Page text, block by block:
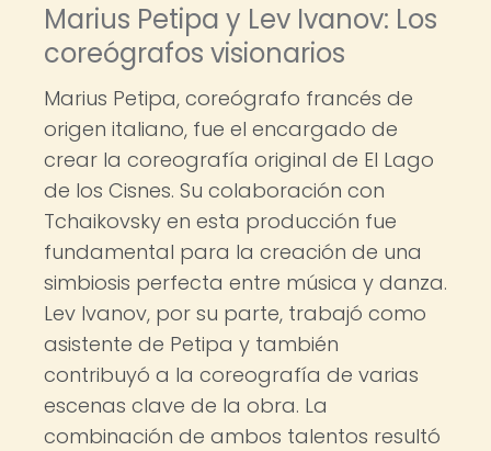
Marius Petipa y Lev Ivanov: Los
coreógrafos visionarios
Marius Petipa, coreógrafo francés de
origen italiano, fue el encargado de
crear la coreografía original de El Lago
de los Cisnes. Su colaboración con
Tchaikovsky en esta producción fue
fundamental para la creación de una
simbiosis perfecta entre música y danza.
Lev Ivanov, por su parte, trabajó como
asistente de Petipa y también
contribuyó a la coreografía de varias
escenas clave de la obra. La
combinación de ambos talentos resultó